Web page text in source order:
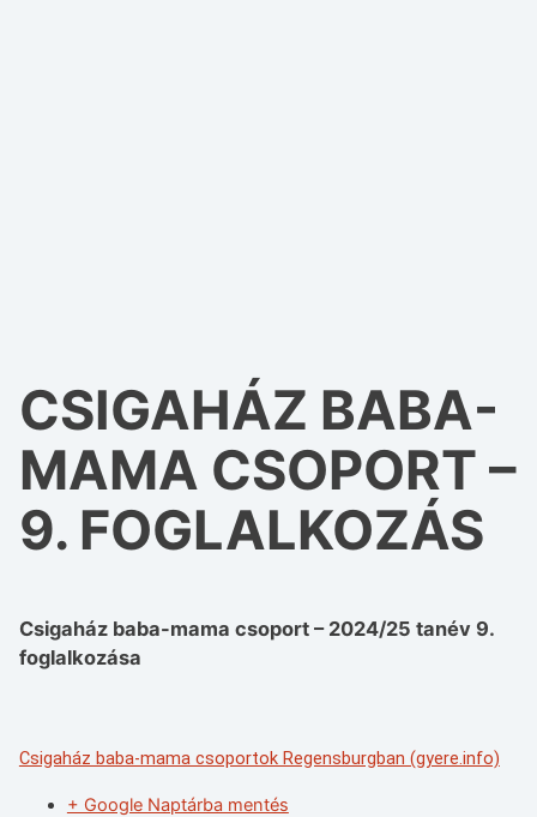
CSIGAHÁZ BABA-
MAMA CSOPORT –
9. FOGLALKOZÁS
Csigaház baba-mama csoport – 2024/25 tanév 9.
foglalkozása
Csigaház baba-mama csoportok Regensburgban (gyere.info)
+ Google Naptárba mentés